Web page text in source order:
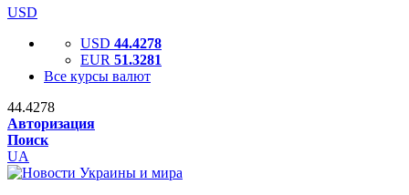
USD
USD 44.4278
EUR 51.3281
Все курсы валют
44.4278
Авторизация
Поиск
UA